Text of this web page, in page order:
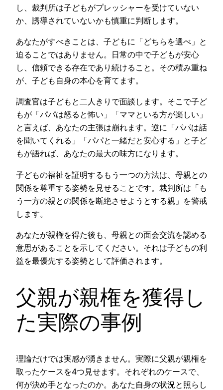
し、裁判所は子どもがプレッシャーを受けていない
か、誘導されていないかも慎重に判断します。
あなたがすべきことは、子どもに「どちらを選べ」と
迫ることではありません。日常の中で子どもが安心
し、信頼できる存在であり続けること。その積み重ね
が、子ども自身の本心を育てます。
調査官は子どもと二人きりで面談します。そこで子ど
もが「パパは怒ると怖い」「ママといる方が楽しい」
と言えば、あなたの主張は崩れます。逆に「パパは話
を聞いてくれる」「パパと一緒だと安心する」と子ど
もが語れば、あなたの最大の味方になります。
子どもの福祉を証明するもう一つの方法は、母親との
関係を尊重する姿勢を見せることです。裁判所は「も
う一方の親との関係を断絶させようとする親」を警戒
します。
あなたが親権を得た後も、母親との面会交流を認める
意思があることを示してください。それは子どもの利
益を最優先する姿勢として評価されます。
父親が親権を獲得し
た実際の事例
理論だけでは実感が湧きません。実際に父親が親権を
取ったケースを4つ見せます。それぞれのケースで、
何が決め手となったのか。あなた自身の状況と照らし